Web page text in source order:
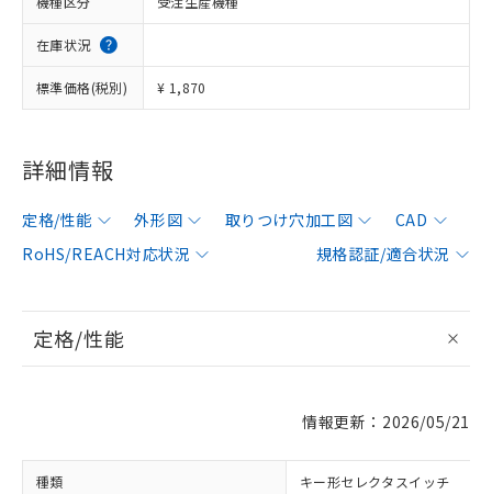
在庫状況
標準価格(税別) ¥ 1,870
詳細情報
定格/性能 外形図 取りつけ穴加工図
CAD
RoHS/REACH対応状況
規格認証/適合状況
定格/性能
情報更新：2026/05/21
種類 キー形セレクタスイッチ